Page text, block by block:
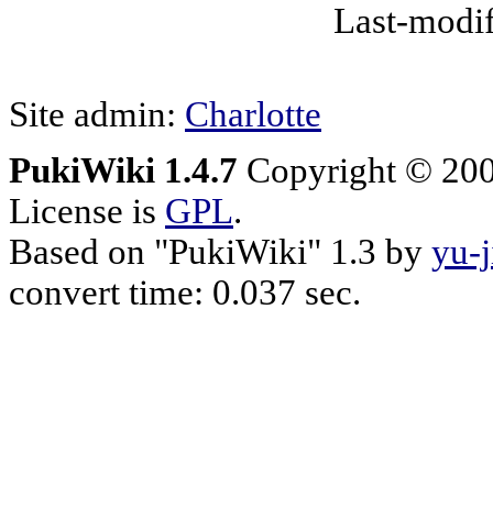
Last-
Site admin: Charlotte
PukiWiki 1.4.7 Copyright ©
License is GPL.
Based on "PukiWiki" 1.3 by yu-
convert time: 0.037 sec.